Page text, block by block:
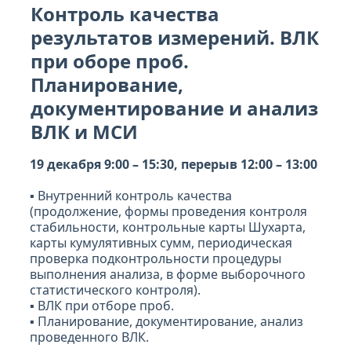
Контроль качества
результатов измерений. ВЛК
при оборе проб.
Планирование,
документирование и анализ
ВЛК и МСИ
19 декабря 9:00 – 15:30, перерыв 12:00 – 13:00
▪ Внутренний контроль качества
(продолжение, формы проведения контроля
стабильности, контрольные карты Шухарта,
карты кумулятивных сумм, периодическая
проверка подконтрольности процедуры
выполнения анализа, в форме выборочного
статистического контроля).
▪ ВЛК при отборе проб.
▪ Планирование, документирование, анализ
проведенного ВЛК.